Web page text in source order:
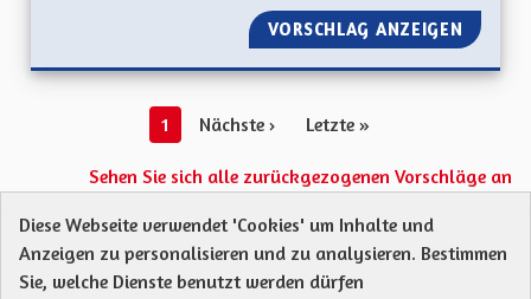
VORSCHLAG ANZEIGEN
1 Nächste › Letzte »
Sehen Sie sich alle zurückgezogenen Vorschläge an
Protection des Données
Charte de contribution
Mentions légales
Was sind Gremien?
Diese Webseite verwendet 'Cookies' um Inhalte und
Anzeigen zu personalisieren und zu analysieren. Bestimmen
Sie, welche Dienste benutzt werden dürfen